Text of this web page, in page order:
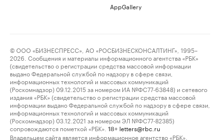
AppGallery
© ООО «БИЗНЕСПРЕСС», АО «РОСБИЗНЕСКОНСАЛТИНГ», 1995–
2026. Сообщения и материалы информационного агентства «РБК»
(свидетельство о регистрации средства массовой информации
выдано Федеральной службой по надзору в сфере связи,
информационных технологий и массовых коммуникаций
(Роскомнадзор) 09.12.2015 за номером ИА №ФС77-63848) и сетевого
издания «РБК» (свидетельство о регистрации средства массовой
информации выдано Федеральной службой по надзору в сфере связи,
информационных технологий и массовых коммуникаций
(Роскомнадзор) 03.12.2021 за номером ЭЛ №ФС77-82385)
сопровождаются пометкой «РБК».
18+ letters@rbc.ru
Владельцем сайта является информационное агентство «РБК».